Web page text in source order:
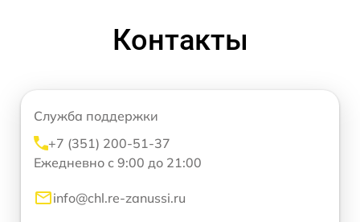
Контакты
Служба поддержки
+7 (351) 200-51-37
Ежедневно с 9:00 до 21:00
info@chl.re-zanussi.ru